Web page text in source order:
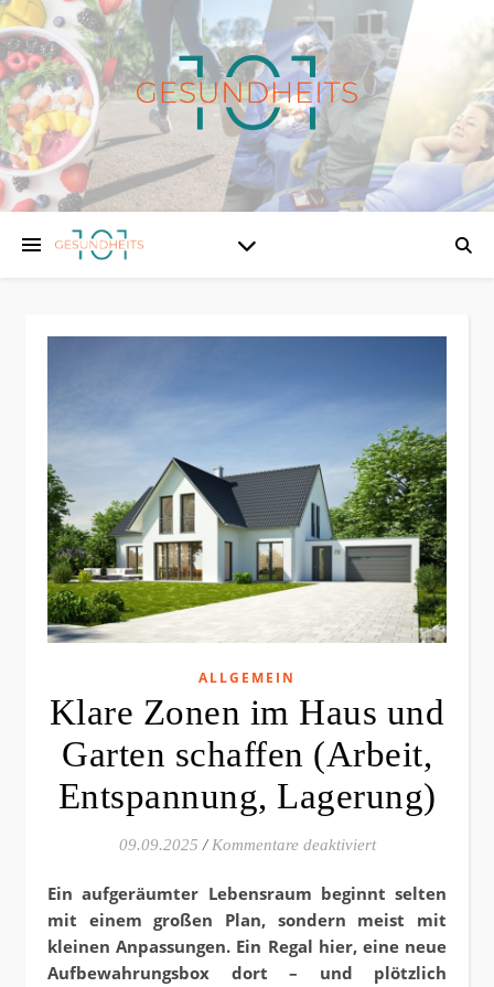
ALLGEMEIN
Klare Zonen im Haus und
Garten schaffen (Arbeit,
Entspannung, Lagerung)
09.09.2025 / Kommentare deaktiviertfür Klare Zonen
Ein aufgeräumter Lebensraum beginnt selten
mit einem großen Plan, sondern meist mit
kleinen Anpassungen. Ein Regal hier, eine neue
Aufbewahrungsbox dort – und plötzlich